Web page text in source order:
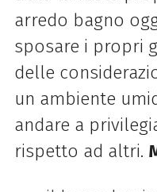
arredo bagno
sposare i propri
delle
un ambiente
andare a
rispetto ad altri.